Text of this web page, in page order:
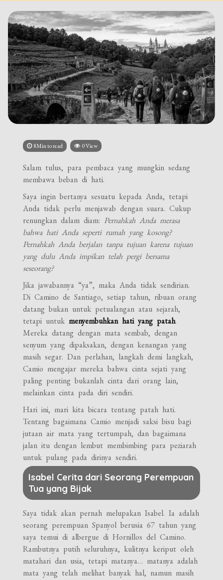
8Min to read 0 View
Salam tulus, para pembaca yang mungkin sedang
membawa beban di hati.
Saya ingin bertanya sesuatu kepada Anda, tetapi
Anda tidak perlu menjawab dengan suara. Cukup
renungkan dalam diam: Pernahkah Anda merasa
bahwa hati Anda seperti rumah yang kosong?
Pernahkah Anda berjalan tanpa tujuan karena tujuan
yang dulu Anda impikan telah pergi bersama
seseorang?
Jika jawabannya “ya”, maka Anda tidak sendirian.
Di Camino de Santiago, setiap tahun, ribuan orang
datang bukan untuk petualangan atau sejarah,
tetapi untukmenyembuhkan hati yang patah.
Mereka datang dengan mata sembab, dengan
senyum yang dipaksakan, dengan kenangan yang
masih segar. Dan perlahan, langkah demi langkah,
Camio mengajar mereka bahwa cinta sejati yang
paling penting bukanlah cinta dari orang lain,
melainkan cinta pada diri sendiri.
Hari ini, mari kita bicara tentang patah hati.
Tentang bagaimana Camio menjadi saksi bisu bagi
jutaan air mata yang tertumpah, dan bagaimana
jalan itu dengan lembut membimbing para peziarah
untuk pulang pada dirinya sendiri.
Isabel Cerita dari Seorang Perempuan
Tua yang Bijak
Saya tidak akan pernah melupakan Isabel. Ia adalah
seorang perempuan Spanyol berusia 67 tahun yang
saya temui di albergue di Hornillos del Camino.
Rambutnya putih seluruhnya, kulitnya keriput oleh
matahari dan usia, tetapi matanya… matanya adalah
mata yang telah melihat banyak hal, namun masih